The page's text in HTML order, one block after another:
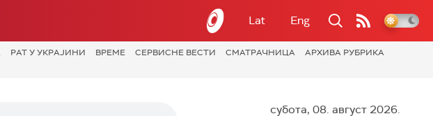
Lat Eng
РАТ У УКРАЈИНИ ВРЕМЕ СЕРВИСНЕ ВЕСТИ СМАТРАЧНИЦА
АРХИВА РУБРИКА
субота, 08. август 2026.